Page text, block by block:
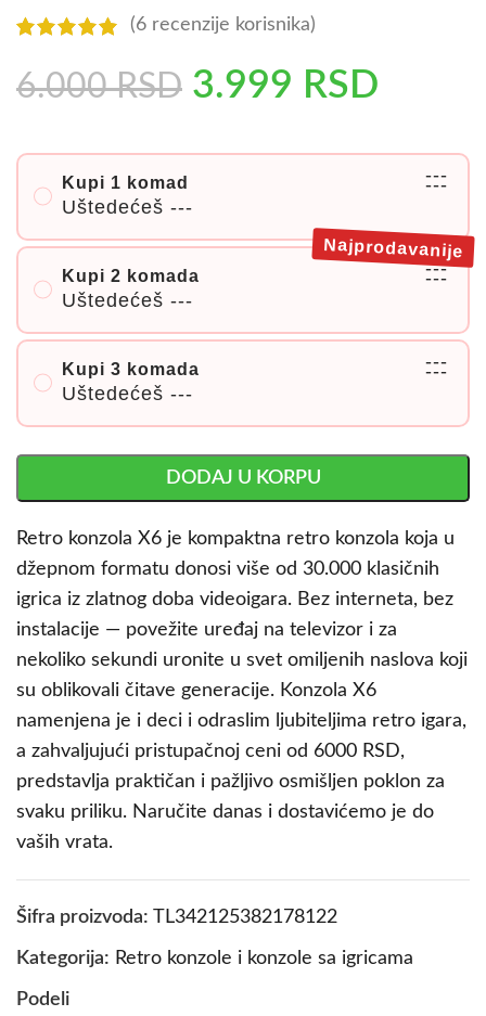
(6 recenzije korisnika)
6.000RSD 3.999 RSD
Kupi 1 komad
Uštedećeš ---
---
---
Kupi 2 komada
Uštedećeš ---
---
---
Najprodavanije
Kupi 3 komada
Uštedećeš ---
---
---
DODAJ U KORPU
Retro konzola X6 je kompaktna retro konzola koja u
džepnom formatu donosi više od 30.000 klasičnih
igrica iz zlatnog doba videoigara. Bez interneta, bez
instalacije — povežite uređaj na televizor i za
nekoliko sekundi uronite u svet omiljenih naslova koji
su oblikovali čitave generacije. Konzola X6
namenjena je i deci i odraslim ljubiteljima retro igara,
a zahvaljujući pristupačnoj ceni od 6000 RSD,
predstavlja praktičan i pažljivo osmišljen poklon za
svaku priliku. Naručite danas i dostavićemo je do
vaših vrata.
Šifra proizvoda: TL342125382178122
Kategorija: Retro konzole i konzole sa igricama
Podeli